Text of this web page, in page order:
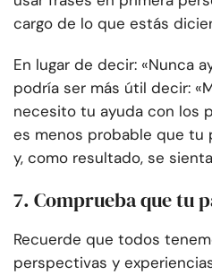
cargo de lo que estás
En lugar de decir: «Nunca
podría ser más útil decir:
necesito tu ayuda con los
es menos probable que tu
y, como resultado, se
7. Comprueba que tu
Recuerde que todos
perspectivas y